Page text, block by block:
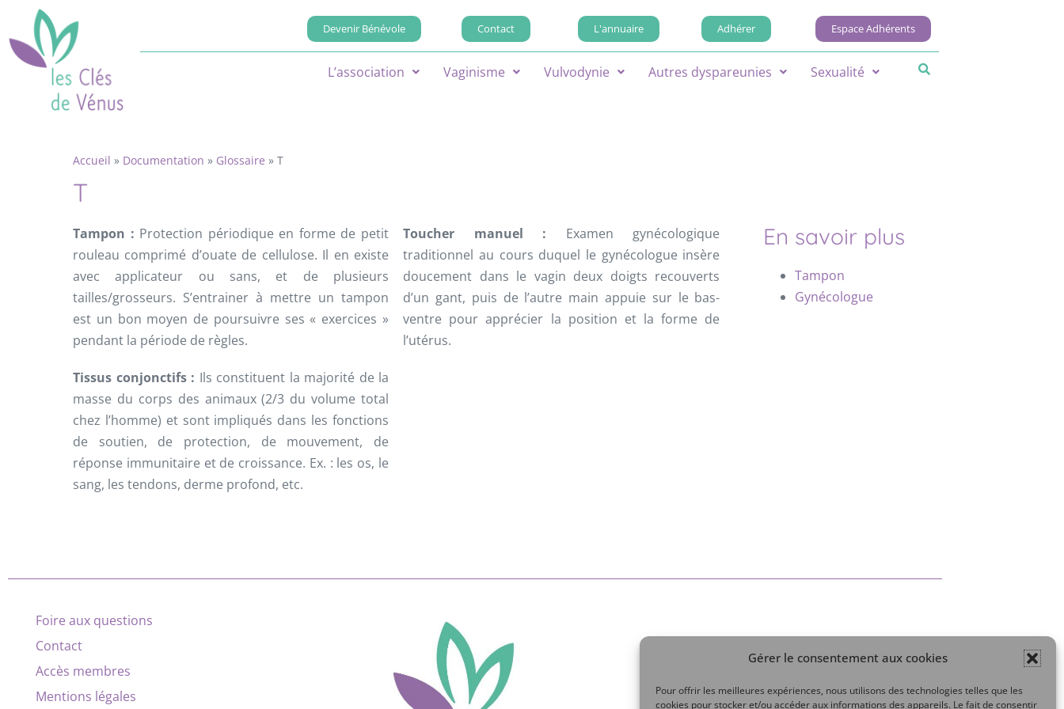
Gérer le consentement aux cookies
Pour offrir les meilleures expériences, nous utilisons des technologies telles que les
cookies pour stocker et/ou accéder aux informations des appareils. Le fait de consentir
Devenir Bénévole Contact L'annuaire Adhérer Espace Adhérents
L’association Vaginisme Vulvodynie Autres dyspareunies Sexualité
Accueil » Documentation » Glossaire » T
T
Tampon : Protection périodique en forme de petit
rouleau comprimé d’ouate de cellulose. Il en existe
avec applicateur ou sans, et de plusieurs
tailles/grosseurs. S’entrainer à mettre un tampon
est un bon moyen de poursuivre ses « exercices »
pendant la période de règles.
Tissus conjonctifs : Ils constituent la majorité de la
masse du corps des animaux (2/3 du volume total
chez l’homme) et sont impliqués dans les fonctions
de soutien, de protection, de mouvement, de
réponse immunitaire et de croissance. Ex. : les os, le
sang, les tendons, derme profond, etc.
Toucher manuel : Examen gynécologique
traditionnel au cours duquel le gynécologue insère
doucement dans le vagin deux doigts recouverts
d’un gant, puis de l’autre main appuie sur le bas-
ventre pour apprécier la position et la forme de
l’utérus.
En savoir plus
Tampon
Gynécologue
Foire aux questions
Contact
Accès membres
Mentions légales
Mon compte